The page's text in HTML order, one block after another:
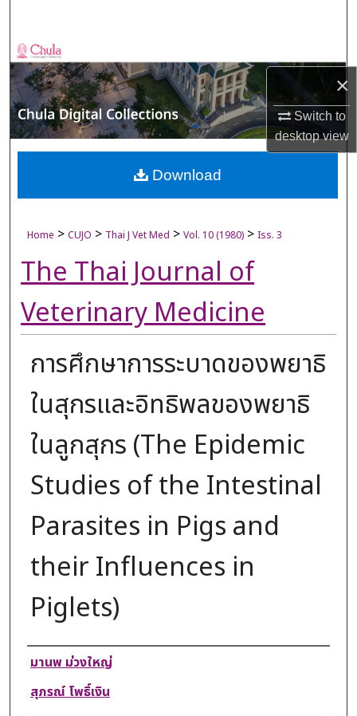
×
Switch to
desktopview
Browse Collections
My Account
About
Digital Commons Network™
Home > CUJO > Thai J Vet Med > Vol. 10 (1980) > Iss. 3
The Thai Journal of
Veterinary Medicine
การศึกษาการระบาดของพยาธิ
ในสุกรและอิทธิพลของพยาธิ
ในลูกสุกร (The Epidemic
Studies of the Intestinal
Parasites in Pigs and
their Influences in
Piglets)
Authors
มานพ ม่วงใหญ่
สุภรณ์ โพธิ์เงิน
Download